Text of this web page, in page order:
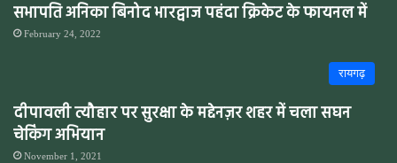
सभापति अनिका बिनोद भारद्वाज पहंदा क्रिकेट के फायनल में
February 24, 2022
रायगढ़
दीपावली त्यौहार पर सुरक्षा के मद्देनज़र शहर में चला सघन
चेकिंग अभियान
November 1, 2021